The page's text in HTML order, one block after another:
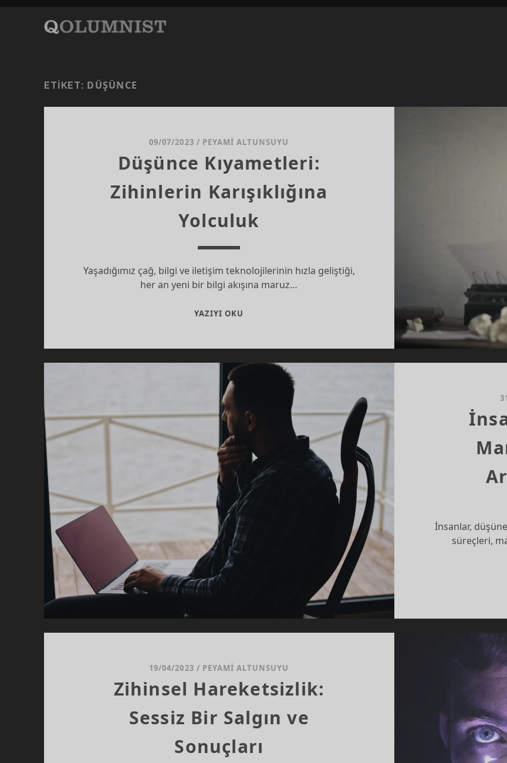
ETIKET: DÜŞÜNCE
09/07/2023 / PEYAMI ALTUNSUYU
Düşünce Kıyametleri:
Zihinlerin Karışıklığına
Yolculuk
Yaşadığımız çağ, bilgi ve iletişim teknolojilerinin hızla geliştiği,
her an yeni bir bilgi akışına maruz…
YAZIYI OKU
YOLCULUK
İnsanlar,
süreçleri,
19/04/2023 / PEYAMI ALTUNSUYU
Zihinsel Hareketsizlik:
Sessiz Bir Salgın ve
Sonuçları